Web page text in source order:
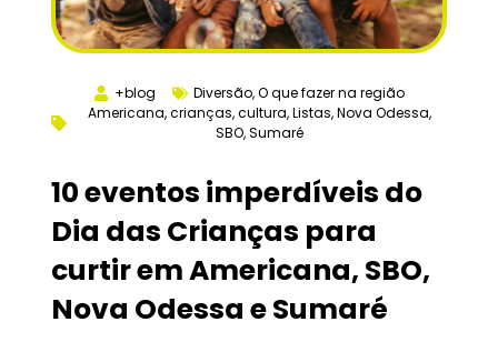
+blog Diversão,O que fazer na região
Americana,crianças,cultura,Listas,Nova Odessa,
SBO,Sumaré
10 eventos imperdíveis do
Dia das Crianças para
curtir em Americana, SBO,
Nova Odessa e Sumaré